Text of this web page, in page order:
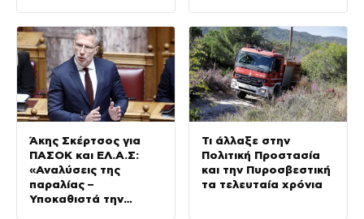
Άκης Σκέρτσος για
ΠΑΣΟΚ και ΕΛ.Α.Σ:
«Αναλύσεις της
παραλίας –
Υποκαθιστά την
Τι άλλαξε στην
Πολιτική Προστασία
και την Πυροσβεστική
τα τελευταία χρόνια